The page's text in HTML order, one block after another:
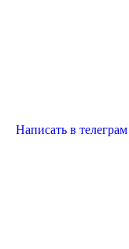
Написать в телеграм